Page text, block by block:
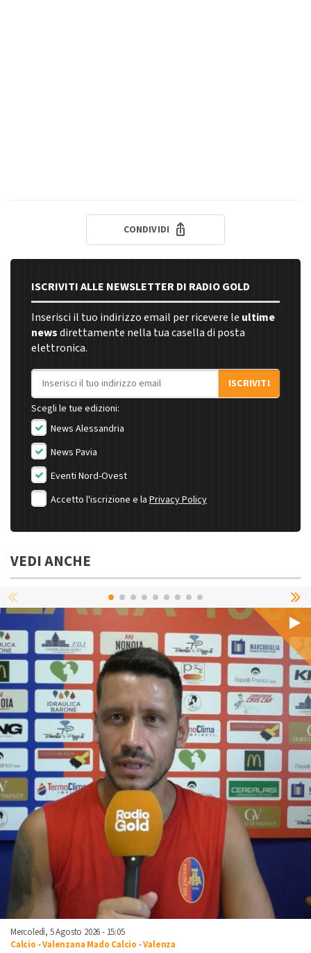
CONDIVIDI
ISCRIVITI ALLE NEWSLETTER DI RADIO GOLD
Inserisci il tuo indirizzo email per ricevere le ultime
newsdirettamente nella tua casella di posta
elettronica.
Indirizzo email
ISCRIVITI
Scegli le tue edizioni:
News Alessandria
News Pavia
Eventi Nord-Ovest
Accetto l'iscrizione e la Privacy Policy
VEDI ANCHE
Mercoledì, 5 Agosto 2026 - 15:05
Calcio -Valenzana Mado Calcio -Valenza